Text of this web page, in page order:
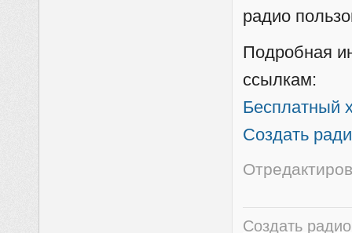
радио
Подробная
ссылкам:
Бесплатный
Создать
Создать